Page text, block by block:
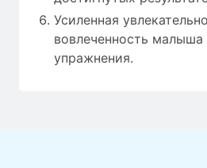
Усиленная
вовлеченность
упражнения.